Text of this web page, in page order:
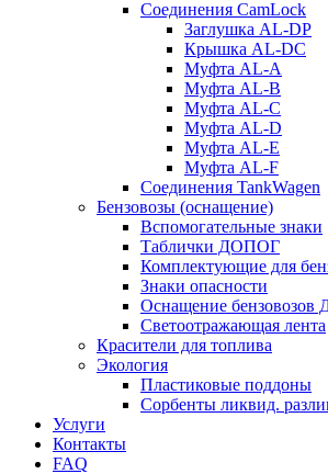
Соединения CamLock
Заглушка AL-DP
Крышка AL-DC
Муфта AL-A
Муфта AL-B
Муфта AL-C
Муфта AL-D
Муфта AL-E
Муфта AL-F
Соединения TankWagen
Бензовозы (оснащение)
Вспомогательные знаки
Таблички ДОПОГ
Комплектующие для
Знаки опасности
Оснащение
Светоотражающая лента
Красители для топлива
Экология
Пластиковые поддоны
Сорбенты ликвид.
Услуги
Контакты
FAQ